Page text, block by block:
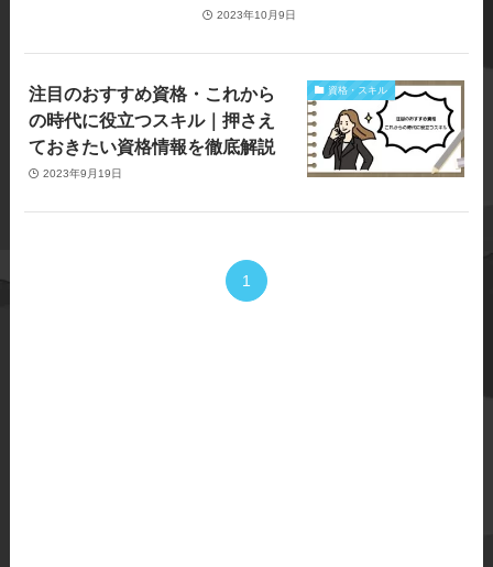
2023年10月9日
資格・スキル
注目のおすすめ資格・これから
の時代に役立つスキル｜押さえ
ておきたい資格情報を徹底解説
2023年9月19日
1